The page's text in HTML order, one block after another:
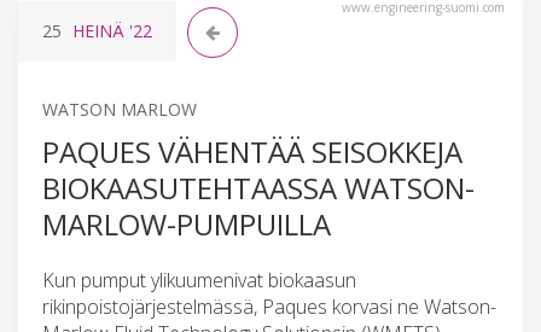
www.engineering-suomi.com
25 HEINÄ '22
WATSON MARLOW
PAQUES VÄHENTÄÄ SEISOKKEJA
BIOKAASUTEHTAASSA WATSON-
MARLOW-PUMPUILLA
Kun pumput ylikuumenivat biokaasun
rikinpoistojärjestelmässä, Paques korvasi ne Watson-